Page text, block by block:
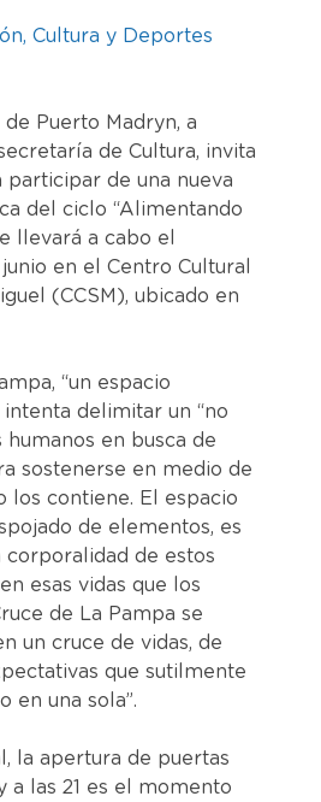
Cultura y Deportes
de Puerto Madryn, a
de Cultura, invita
participar de una nueva
del ciclo “Alimentando
llevará a cabo el
en el Centro Cultural
(CCSM), ubicado en
“un espacio
delimitar un “no
humanos en busca de
sostenerse en medio de
los contiene. El espacio
de elementos, es
de estos
esas vidas que los
de La Pampa se
un cruce de vidas, de
que sutilmente
en una sola”.
la apertura de puertas
a las 21 es el momento